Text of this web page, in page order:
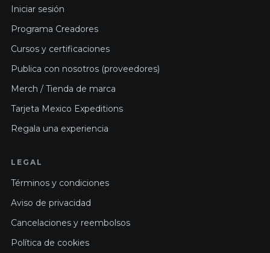
Iniciar sesión
Programa Creadores
Cursos y certificaciones
Publica con nosotros (proveedores)
Merch / Tienda de marca
Tarjeta Mexico Expeditions
Regala una experiencia
LEGAL
Términos y condiciones
Aviso de privacidad
Cancelaciones y reembolsos
Política de cookies